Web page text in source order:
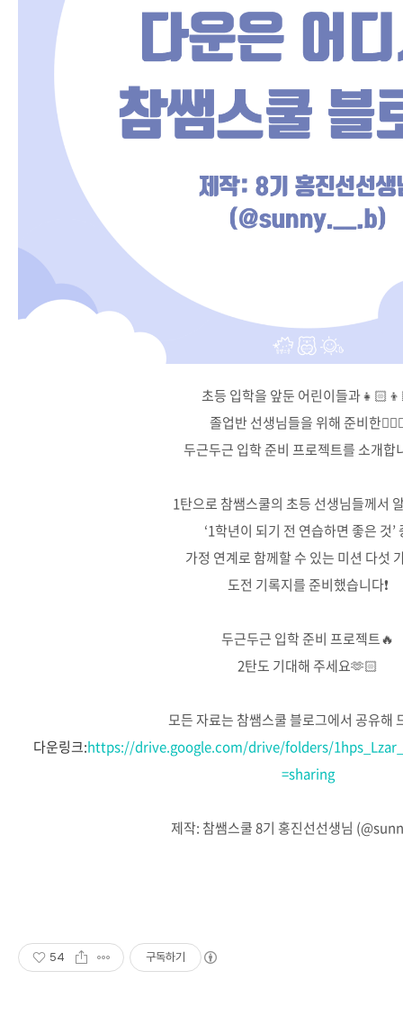
초등 입학을 앞둔 어린이들과
졸업반 선생님들을 위해 준비한
두근두근 입학 준비 프로젝트를 소개합
1탄으로 참쌤스쿨의 초등 선생님들께서
‘1학년이 되기 전 연습하면 좋은 것’
가정 연계로 함께할 수 있는 미션 다섯
도전 기록지를 준비했습니다❗
두근두근 입학 준비 프로젝트🔥
2탄도 기대해 주세요🫶🏻
모든 자료는 참쌤스쿨 블로그에서 공유해
다운링크:https://drive.google.com/drive/folders/
=sharing
제작: 참쌤스쿨 8기 홍진선선생님
54 구독하기